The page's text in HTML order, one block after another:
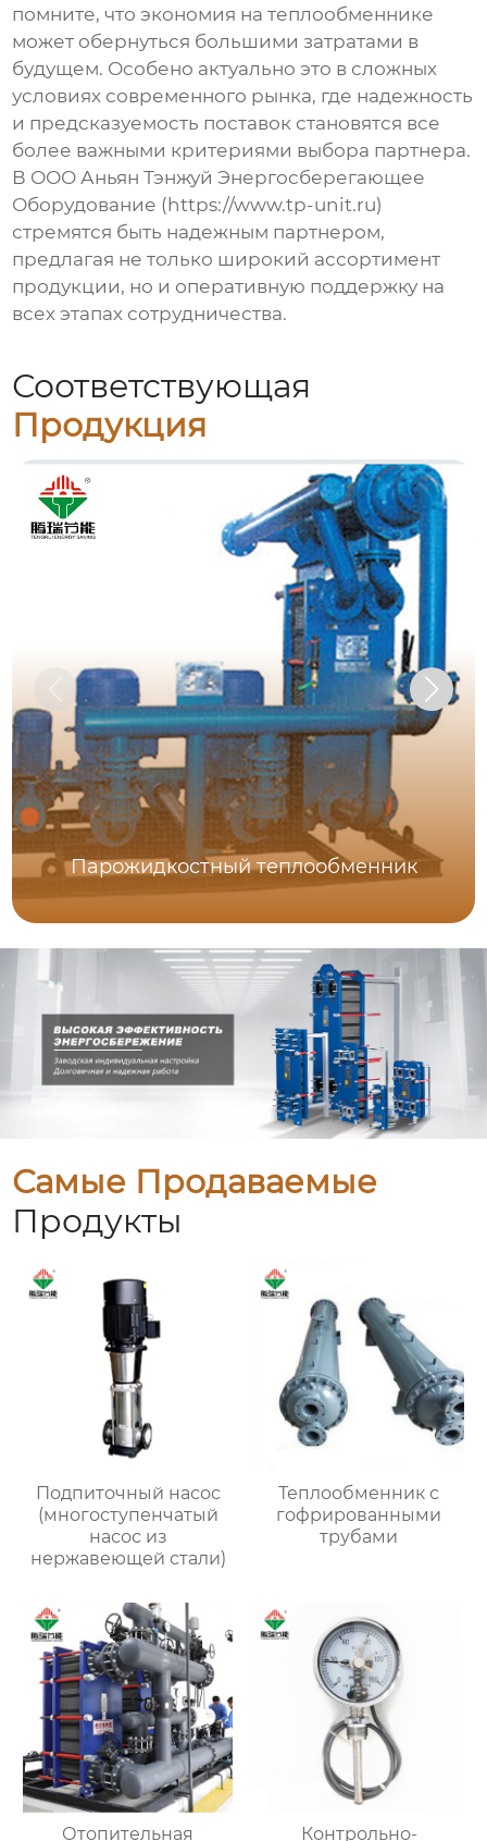
помните, что экономия натеплообменнике
может обернуться большими затратами в
будущем. Особено актуально это в сложных
условиях современного рынка, где надежность
и предсказуемость поставок становятся все
более важными критериями выбора партнера.
В ООО Аньян Тэнжуй Энергосберегающее
Оборудование (https://www.tp-unit.ru)
стремятся быть надежным партнером,
предлагая не только широкий ассортимент
продукции, но и оперативную поддержку на
всех этапах сотрудничества.
Соответствующая
Продукция
Парожидкостный теплообменник
Самые Продаваемые
Продукты
Подпиточный насос
(многоступенчатый
насос из
нержавеющей стали)
Теплообменник с
гофрированными
трубами
Отопительная Контрольно-